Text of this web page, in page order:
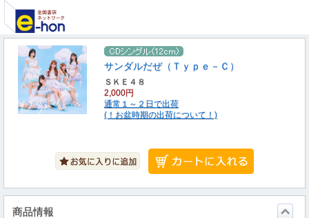
サンダルだぜ（Ｔｙｐｅ－Ｃ）
ＳＫＥ４８
2,000円
通常１～２日で出荷
(！お盆時期の出荷について！)
商品情報